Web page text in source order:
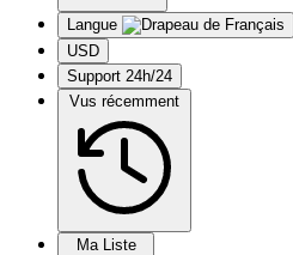
Langue
USD
Support 24h/24
Vus récemment
Ma Liste